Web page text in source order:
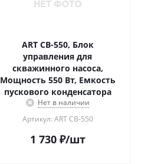
ART CB-550, Блок
управления для
скважинного насоса,
Мощность 550 Вт, Емкость
пускового конденсатора
Нет в наличии
Артикул: ART CB-550
1 730₽/шт